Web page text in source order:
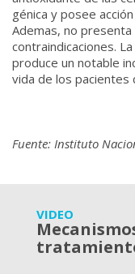
génica y posee
Ademas, no
contraindicaciones.
produce un notable
vida de los pacientes
Fuente: Instituto
VIDEO